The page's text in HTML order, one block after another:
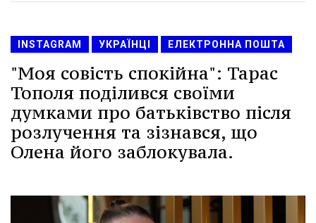
INSTAGRAM УКРАЇНЦІ ЕЛЕКТРОННА ПОШТА
"Моя совість спокійна": Тарас
Тополя поділився своїми
думками про батьківство після
розлучення та зізнався, що
Олена його заблокувала.